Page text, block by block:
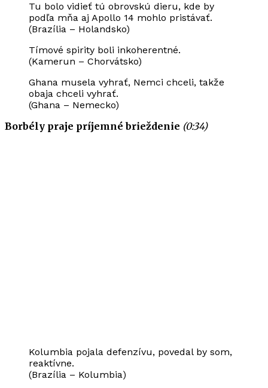
Tu bolo vidieť tú obrovskú dieru, kde by
podľa mňa aj Apollo 14 mohlo pristávať.
(Brazília – Holandsko)
Tímové spirity boli inkoherentné.
(Kamerun – Chorvátsko)
Ghana musela vyhrať, Nemci chceli, takže
obaja chceli vyhrať.
(Ghana – Nemecko)
Borbély praje príjemné brieždenie (0:34)
Kolumbia pojala defenzívu, povedal by som,
reaktívne.
(Brazília – Kolumbia)